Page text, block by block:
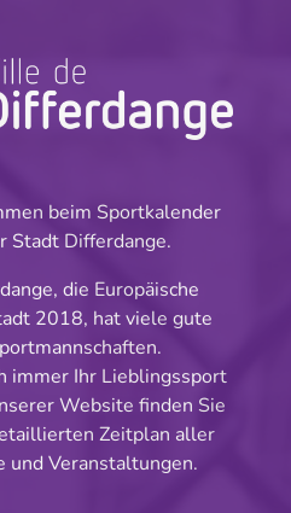
Football
(Terrain
Teilen
2
beim Sportkalender
Stadt Differdange.
die Europäische
2018, hat viele gute
immer Ihr Lieblingssport
Website finden Sie
Zeitplan aller
und Veranstaltungen.